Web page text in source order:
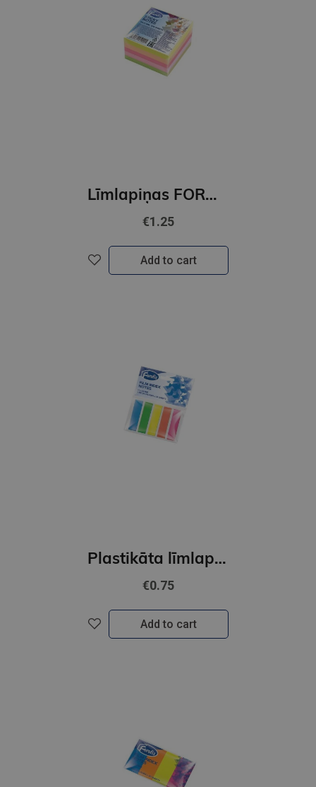
Līmlapiņas FOROFIS 51x51mm 300lp. (5 neona krāsas)
€1.25
Add to cart
Plastikāta līmlapiņas-indeksi FOROFIS 5 neona krāsas x 25lp. 45x12mm
€0.75
Add to cart